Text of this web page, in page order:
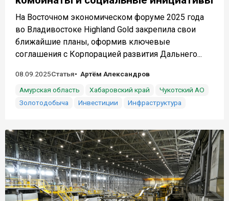
На Восточном экономическом форуме 2025 года
во Владивостоке Highland Gold закрепила свои
ближайшие планы, оформив ключевые
соглашения с Корпорацией развития Дальнего...
08.09.2025Статья
Артём Александров
Амурская область
Хабаровский край
Чукотский АО
Золотодобыча
Инвестиции Инфраструктура